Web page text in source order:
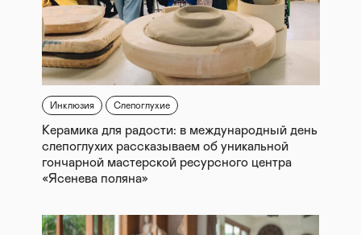
Инклюзия Слепоглухие
Керамика для радости: в международный день
слепоглухих рассказываем об уникальной
гончарной мастерской ресурсного центра
«Ясенева поляна»